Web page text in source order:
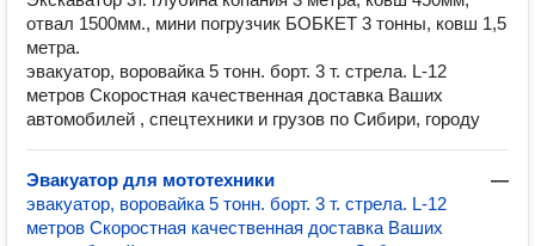
отвал 1500мм., мини погрузчик БОБКЕТ 3 тонны, ковш 1,5
метра.
эвакуатор, воровайка 5 тонн. борт. 3 т. стрела. L-12
метров Скоростная качественная доставка Ваших
автомобилей , спецтехники и грузов по Сибири, городу
Эвакуатор для мототехники
—
эвакуатор, воровайка 5 тонн. борт. 3 т. стрела. L-12
метров Скоростная качественная доставка Ваших